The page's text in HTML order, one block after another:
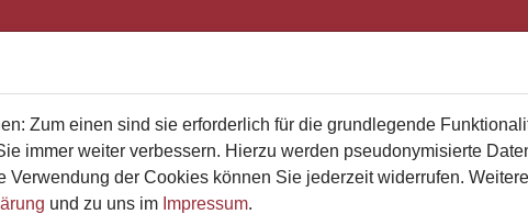
Zum einen sind sie erforderlich für die grundlegende
immer weiter verbessern. Hierzu werden pseudonymisierte
der Cookies können Sie jederzeit widerrufen.
und zu uns im Impressum.